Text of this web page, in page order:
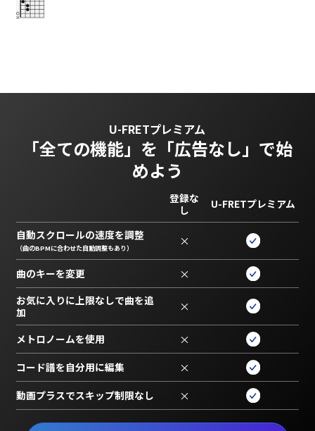
U-FRETプレミアム
「全ての機能」を 「広告なし」で始
めよう
登録な
し
U-FRETプレミアム
自動スクロールの速度を調整
（曲のBPMに合わせた自動調整もあり） ×
曲のキーを変更 ×
お気に入りに上限なしで曲を追
加
×
メトロノームを使用 ×
コード譜を自分用に編集 ×
動画プラスでスキップ制限なし ×